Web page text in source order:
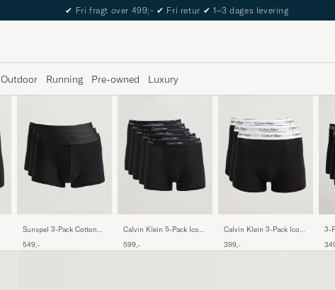
The Care of Carl Passport
Outdoor Running Pre-owned Luxury
Sunspel 3-Pack Cotton
549,-
Calvin Klein 5-Pack Icon
Trunk Black
599,-
Calvin Klein 3-Pack Icon
Trunk Black
399,-
3-